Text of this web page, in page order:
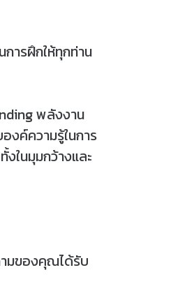
ารฝึกให้ทุกท่าน
พลังงาน
งค์ความรู้ในการ
งในมุมกว้างและ
มของคุณได้รับ